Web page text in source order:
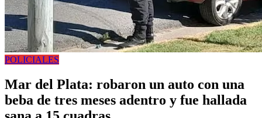
POLICIALES
Mar del Plata: robaron un auto con una
beba de tres meses adentro y fue hallada